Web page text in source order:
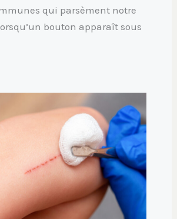
qui parsèment notre
bouton apparaît sous